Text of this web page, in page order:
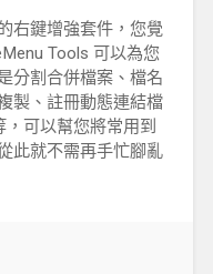
右鍵增強套件，您覺
Tools 可以為您
分割合併檔案、檔名
製、註冊動態連結檔
，可以幫您將常用到
此就不需再手忙腳亂